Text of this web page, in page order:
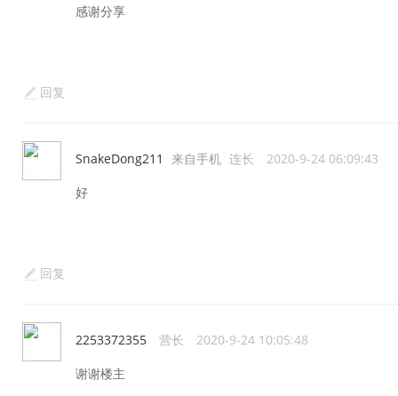
感谢分享
回复
SnakeDong211 来自手机 连长 2020-9-24 06:09:43
好
回复
2253372355 营长 2020-9-24 10:05:48
谢谢楼主